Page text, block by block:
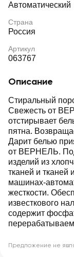
Автоматический
Страна
Россия
Артикул
063767
Описание
Стиральный
Свежесть от
отстирывает
пятна. Возвращает вещам первозданную белизну.
Дарит белью
от ВЕРНЕЛЬ.
изделий из
тканей и
машинах-
жесткости.
известкового
содержит
Предложение не